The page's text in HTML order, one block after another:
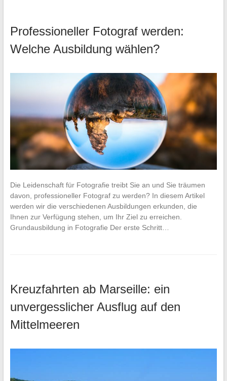
Professioneller Fotograf werden:
Welche Ausbildung wählen?
Die Leidenschaft für Fotografie treibt Sie an und Sie träumen
davon, professioneller Fotograf zu werden? In diesem Artikel
werden wir die verschiedenen Ausbildungen erkunden, die
Ihnen zur Verfügung stehen, um Ihr Ziel zu erreichen.
Grundausbildung in Fotografie Der erste Schritt…
Kreuzfahrten ab Marseille: ein
unvergesslicher Ausflug auf den
Mittelmeeren